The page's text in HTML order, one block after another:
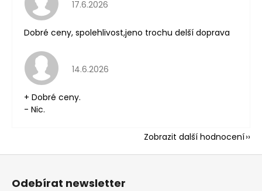
17.6.2026
Dobré ceny, spolehlivost,jeno trochu delší doprava
Hodnocení obchodu je 5 z 5 hvězdiček.
14.6.2026
+ Dobré ceny.
- Nic.
Zobrazit další hodnocení
Z
Odebírat newsletter